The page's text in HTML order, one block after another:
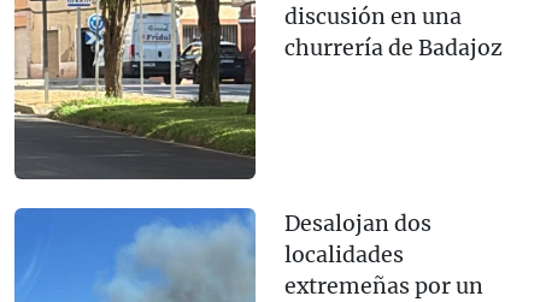
discusión en una
churrería de Badajoz
Desalojan dos
localidades
extremeñas por un